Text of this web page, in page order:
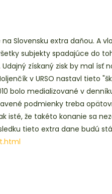
Slovensku extra daňou. A
subjekty spadajúce do
získaný zisk by mal ísť
v URSO nastavl tieto
bolo medializované v
podmienky treba
že takéto konanie sa
tieto extra dane budú